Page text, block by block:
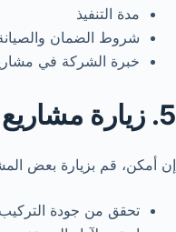
مدة التنفيذ
شروط الضمان
خبرة الشركة في
5. زيارة مشاريع سابقة
إن أمكن، قم بزيارة بعض
تحقق من جودة